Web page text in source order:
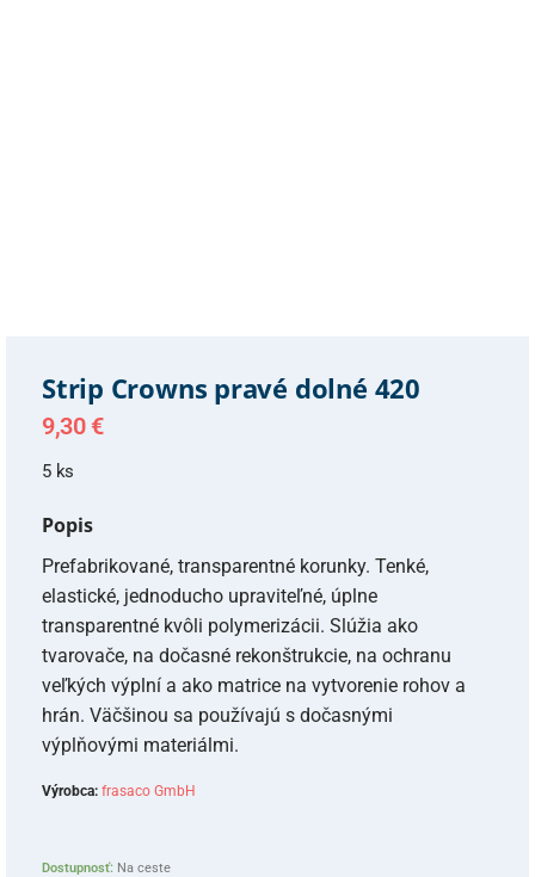
Strip Crowns pravé dolné 420
9,30 €
5 ks
Popis
Prefabrikované, transparentné korunky. Tenké,
elastické, jednoducho upraviteľné, úplne
transparentné kvôli polymerizácii. Slúžia ako
tvarovače, na dočasné rekonštrukcie, na ochranu
veľkých výplní a ako matrice na vytvorenie rohov a
hrán. Väčšinou sa používajú s dočasnými
výplňovými materiálmi.
Výrobca: frasaco GmbH
Dostupnosť: Na ceste